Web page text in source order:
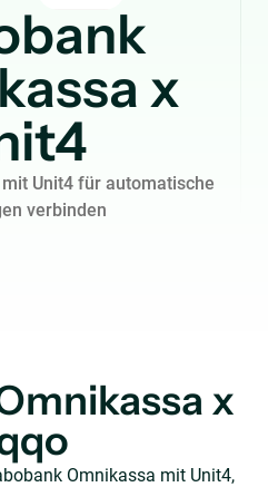
x
Unit4 für automatische
verbinden
x
Omnikassa mit Unit4,